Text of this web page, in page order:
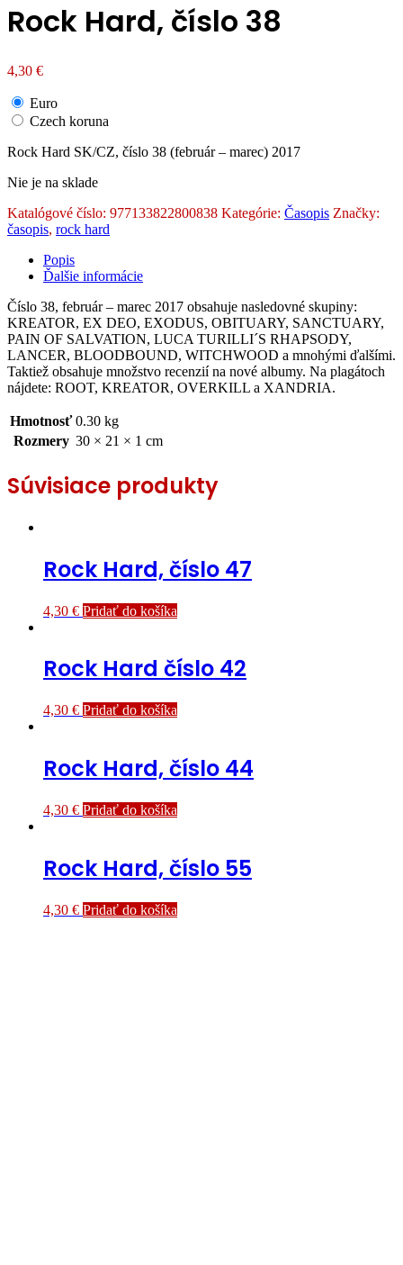
Rock Hard, číslo 38
4,30 €
Euro
Czech koruna
Rock Hard SK/CZ, číslo 38 (február – marec) 2017
Nie je na sklade
Katalógové číslo: 977133822800838 Kategórie: Časopis Značky:
časopis, rock hard
Popis
Ďalšie informácie
Číslo 38, február – marec 2017 obsahuje nasledovné skupiny:
KREATOR, EX DEO, EXODUS, OBITUARY, SANCTUARY,
PAIN OF SALVATION, LUCA TURILLI´S RHAPSODY,
LANCER, BLOODBOUND, WITCHWOOD a mnohými ďalšími.
Taktiež obsahuje množstvo recenzií na nové albumy. Na plagátoch
nájdete: ROOT, KREATOR, OVERKILL a XANDRIA.
Hmotnosť 0.30 kg
Rozmery 30 × 21 × 1 cm
Súvisiace produkty
Rock Hard, číslo 47
4,30 € Pridať do košíka
Rock Hard číslo 42
4,30 € Pridať do košíka
Rock Hard, číslo 44
4,30 € Pridať do košíka
Rock Hard, číslo 55
4,30 € Pridať do košíka